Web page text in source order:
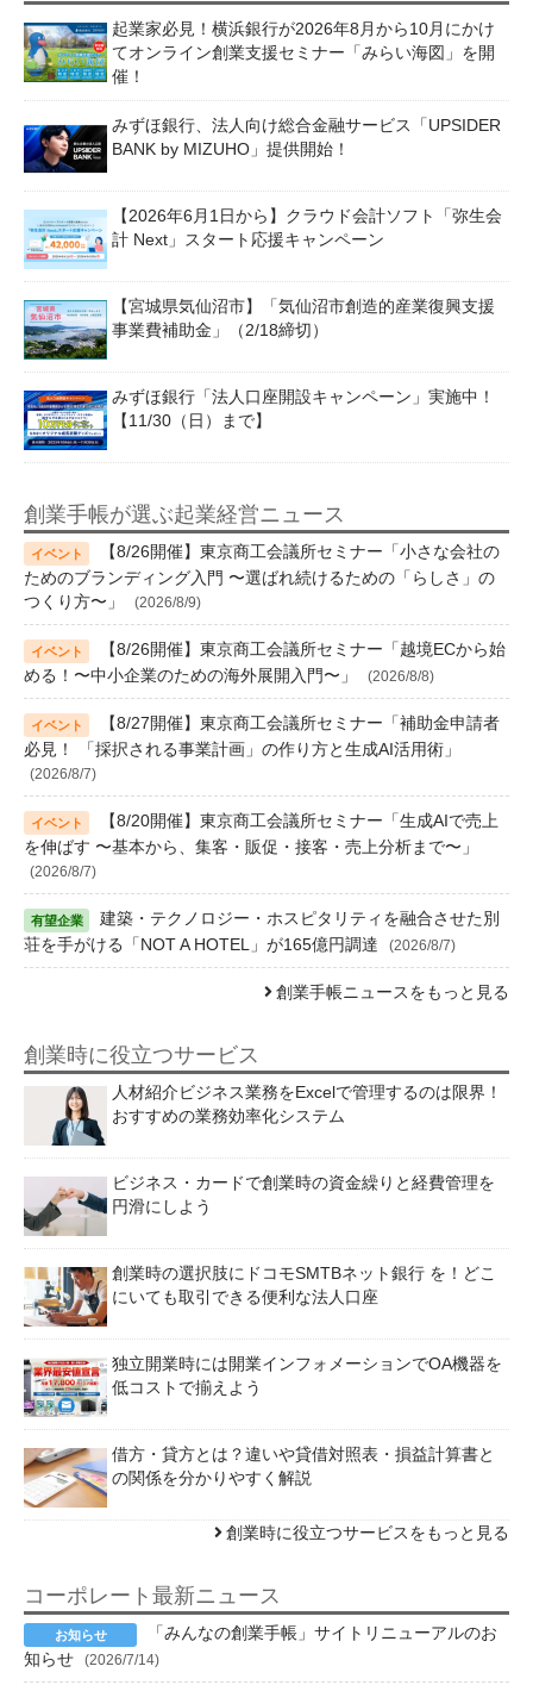
起業家必見！横浜銀行が2026年8月から10月にかけ
てオンライン創業支援セミナー「みらい海図」を開
催！
みずほ銀行、法人向け総合金融サービス「UPSIDER
BANK by MIZUHO」提供開始！
【2026年6月1日から】クラウド会計ソフト「弥生会
計 Next」スタート応援キャンペーン
【宮城県気仙沼市】「気仙沼市創造的産業復興支援
事業費補助金」（2/18締切）
みずほ銀行「法人口座開設キャンペーン」実施中！
【11/30（日）まで】
創業手帳が選ぶ起業経営ニュース
【8/26開催】東京商工会議所セミナー「小さな会社の
ためのブランディング入門 〜選ばれ続けるための「らしさ」の
つくり方〜」
(2026/8/9)
【8/26開催】東京商工会議所セミナー「越境ECから始
める！〜中小企業のための海外展開入門〜」
(2026/8/8)
【8/27開催】東京商工会議所セミナー「補助金申請者
必見！ 「採択される事業計画」の作り方と生成AI活用術」
(2026/8/7)
【8/20開催】東京商工会議所セミナー「生成AIで売上
を伸ばす 〜基本から、集客・販促・接客・売上分析まで〜」
(2026/8/7)
建築・テクノロジー・ホスピタリティを融合させた別
荘を手がける「NOT A HOTEL」が165億円調達
(2026/8/7)
創業手帳ニュースをもっと見る
創業時に役立つサービス
人材紹介ビジネス業務をExcelで管理するのは限界！
おすすめの業務効率化システム
ビジネス・カードで創業時の資金繰りと経費管理を
円滑にしよう
創業時の選択肢にドコモSMTBネット銀行 を！どこ
にいても取引できる便利な法人口座
独立開業時には開業インフォメーションでOA機器を
低コストで揃えよう
借方・貸方とは？違いや貸借対照表・損益計算書と
の関係を分かりやすく解説
創業時に役立つサービスをもっと見る
コーポレート最新ニュース
「みんなの創業手帳」サイトリニューアルのお
知らせ
(2026/7/14)